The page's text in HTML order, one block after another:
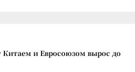
Китаем и Евросоюзом вырос до